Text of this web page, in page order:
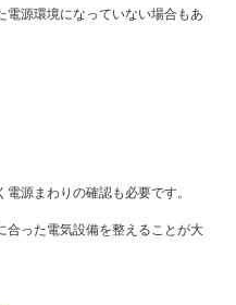
電源環境になっていない場合もあ
源まわりの確認も必要です。
合った電気設備を整えることが大